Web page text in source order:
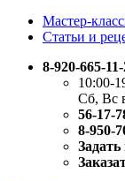
Мастер-
Статьи и
8-920-665-
10:00-
Сб, Вс
56-17-
8-950-
Задать